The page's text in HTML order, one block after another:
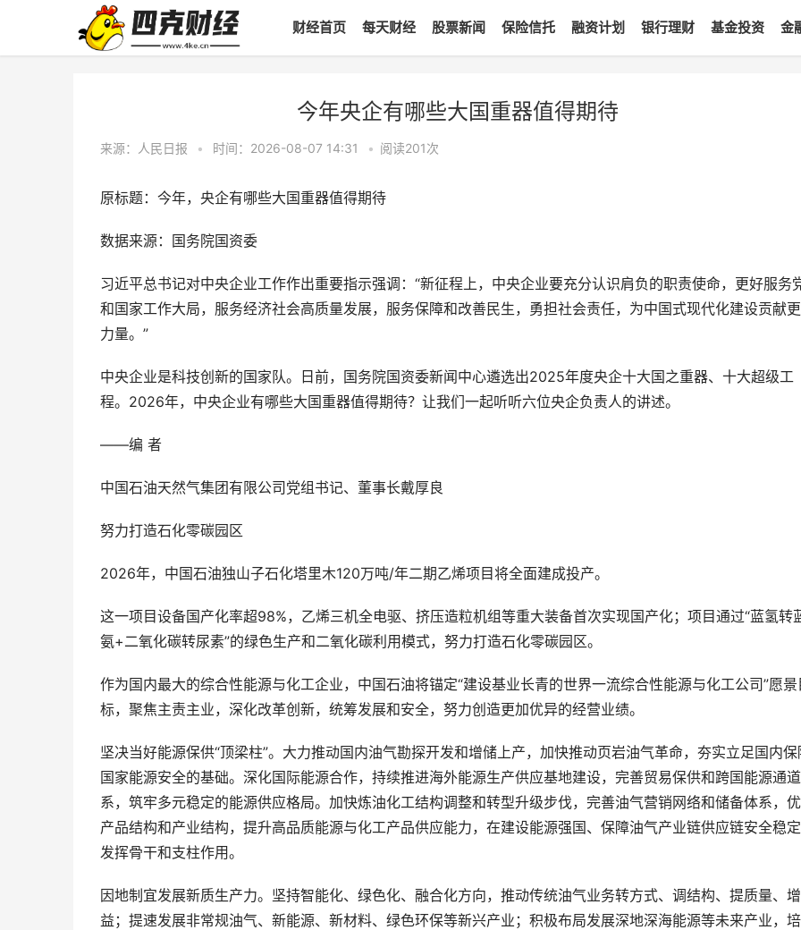
财经首页 每天财经 股票新闻 保险信托 融资计划 银行理财 基金投资 金
今年央企有哪些大国重器值得期待
来源：人民日报 • 时间：2026-08-07 14:31 • 阅读201次
原标题：今年，央企有哪些大国重器值得期待
数据来源：国务院国资委
习近平总书记对中央企业工作作出重要指示强调：“新征程上，中央企业要充分认识肩负的职责使命，更好服务
和国家工作大局，服务经济社会高质量发展，服务保障和改善民生，勇担社会责任，为中国式现代化建设贡献
力量。”
中央企业是科技创新的国家队。日前，国务院国资委新闻中心遴选出2025年度央企十大国之重器、十大超级工
程。2026年，中央企业有哪些大国重器值得期待？让我们一起听听六位央企负责人的讲述。
——编 者
中国石油天然气集团有限公司党组书记、董事长戴厚良
努力打造石化零碳园区
2026年，中国石油独山子石化塔里木120万吨/年二期乙烯项目将全面建成投产。
这一项目设备国产化率超98%，乙烯三机全电驱、挤压造粒机组等重大装备首次实现国产化；项目通过“蓝氢转
氨+二氧化碳转尿素”的绿色生产和二氧化碳利用模式，努力打造石化零碳园区。
作为国内最大的综合性能源与化工企业，中国石油将锚定“建设基业长青的世界一流综合性能源与化工公司”愿景
标，聚焦主责主业，深化改革创新，统筹发展和安全，努力创造更加优异的经营业绩。
坚决当好能源保供“顶梁柱”。大力推动国内油气勘探开发和增储上产，加快推动页岩油气革命，夯实立足国内保
国家能源安全的基础。深化国际能源合作，持续推进海外能源生产供应基地建设，完善贸易保供和跨国能源通
系，筑牢多元稳定的能源供应格局。加快炼油化工结构调整和转型升级步伐，完善油气营销网络和储备体系，
产品结构和产业结构，提升高品质能源与化工产品供应能力，在建设能源强国、保障油气产业链供应链安全稳
发挥骨干和支柱作用。
因地制宜发展新质生产力。坚持智能化、绿色化、融合化方向，推动传统油气业务转方式、调结构、提质量、
益；提速发展非常规油气、新能源、新材料、绿色环保等新兴产业；积极布局发展深地深海能源等未来产业，